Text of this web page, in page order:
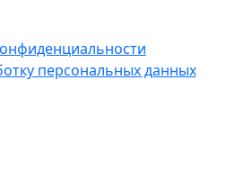
персональных данных